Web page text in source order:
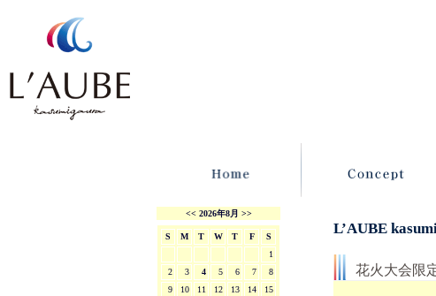
L’AUBE
花火大会限
<< 2026年8月 >>
S M T W T F
S
1
2
3 4 5 6 7
8
9
10 11 12 13 14
15